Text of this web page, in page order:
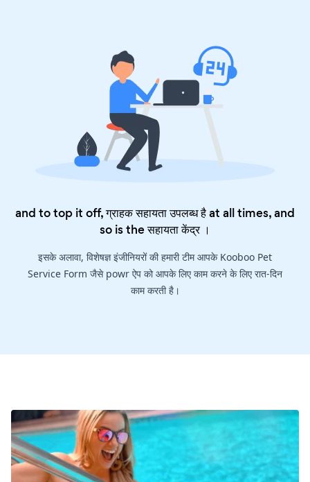
and to top it off, ग्राहक सहायता उपलब्ध है at all times, and
so is theसहायता केंद्र।
इसके अलावा, विशेषज्ञ इंजीनियरों की हमारी टीम आपके Kooboo Pet
Service Form जैसे powr ऐप को आपके लिए काम करने के लिए रात-दिन
काम करती है।